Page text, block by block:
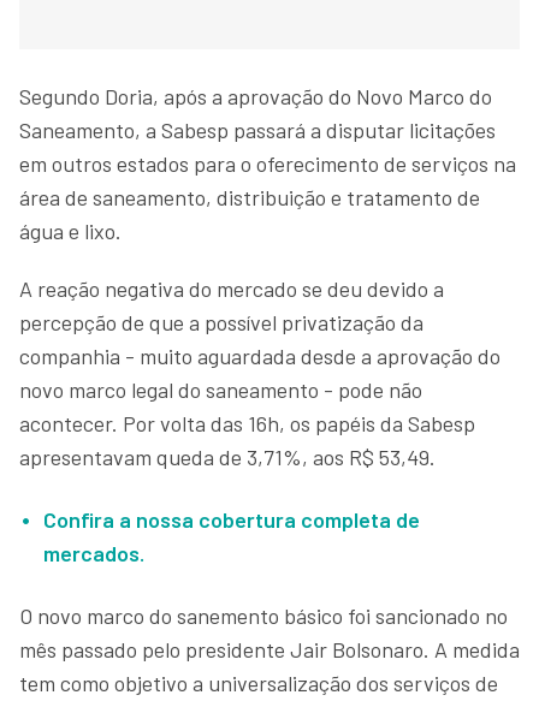
Segundo Doria, após a aprovação do Novo Marco do
Saneamento, a Sabesp passará a disputar licitações
em outros estados para o oferecimento de serviços na
área de saneamento, distribuição e tratamento de
água e lixo.
A reação negativa do mercado se deu devido a
percepção de que a possível privatização da
companhia - muito aguardada desde a aprovação do
novo marco legal do saneamento - pode não
acontecer. Por volta das 16h, os papéis da Sabesp
apresentavam queda de 3,71%, aos R$ 53,49.
Confira a nossa cobertura completa de
mercados.
O novo marco do sanemento básico foi sancionado no
mês passado pelo presidente Jair Bolsonaro. A medida
tem como objetivo a universalização dos serviços de